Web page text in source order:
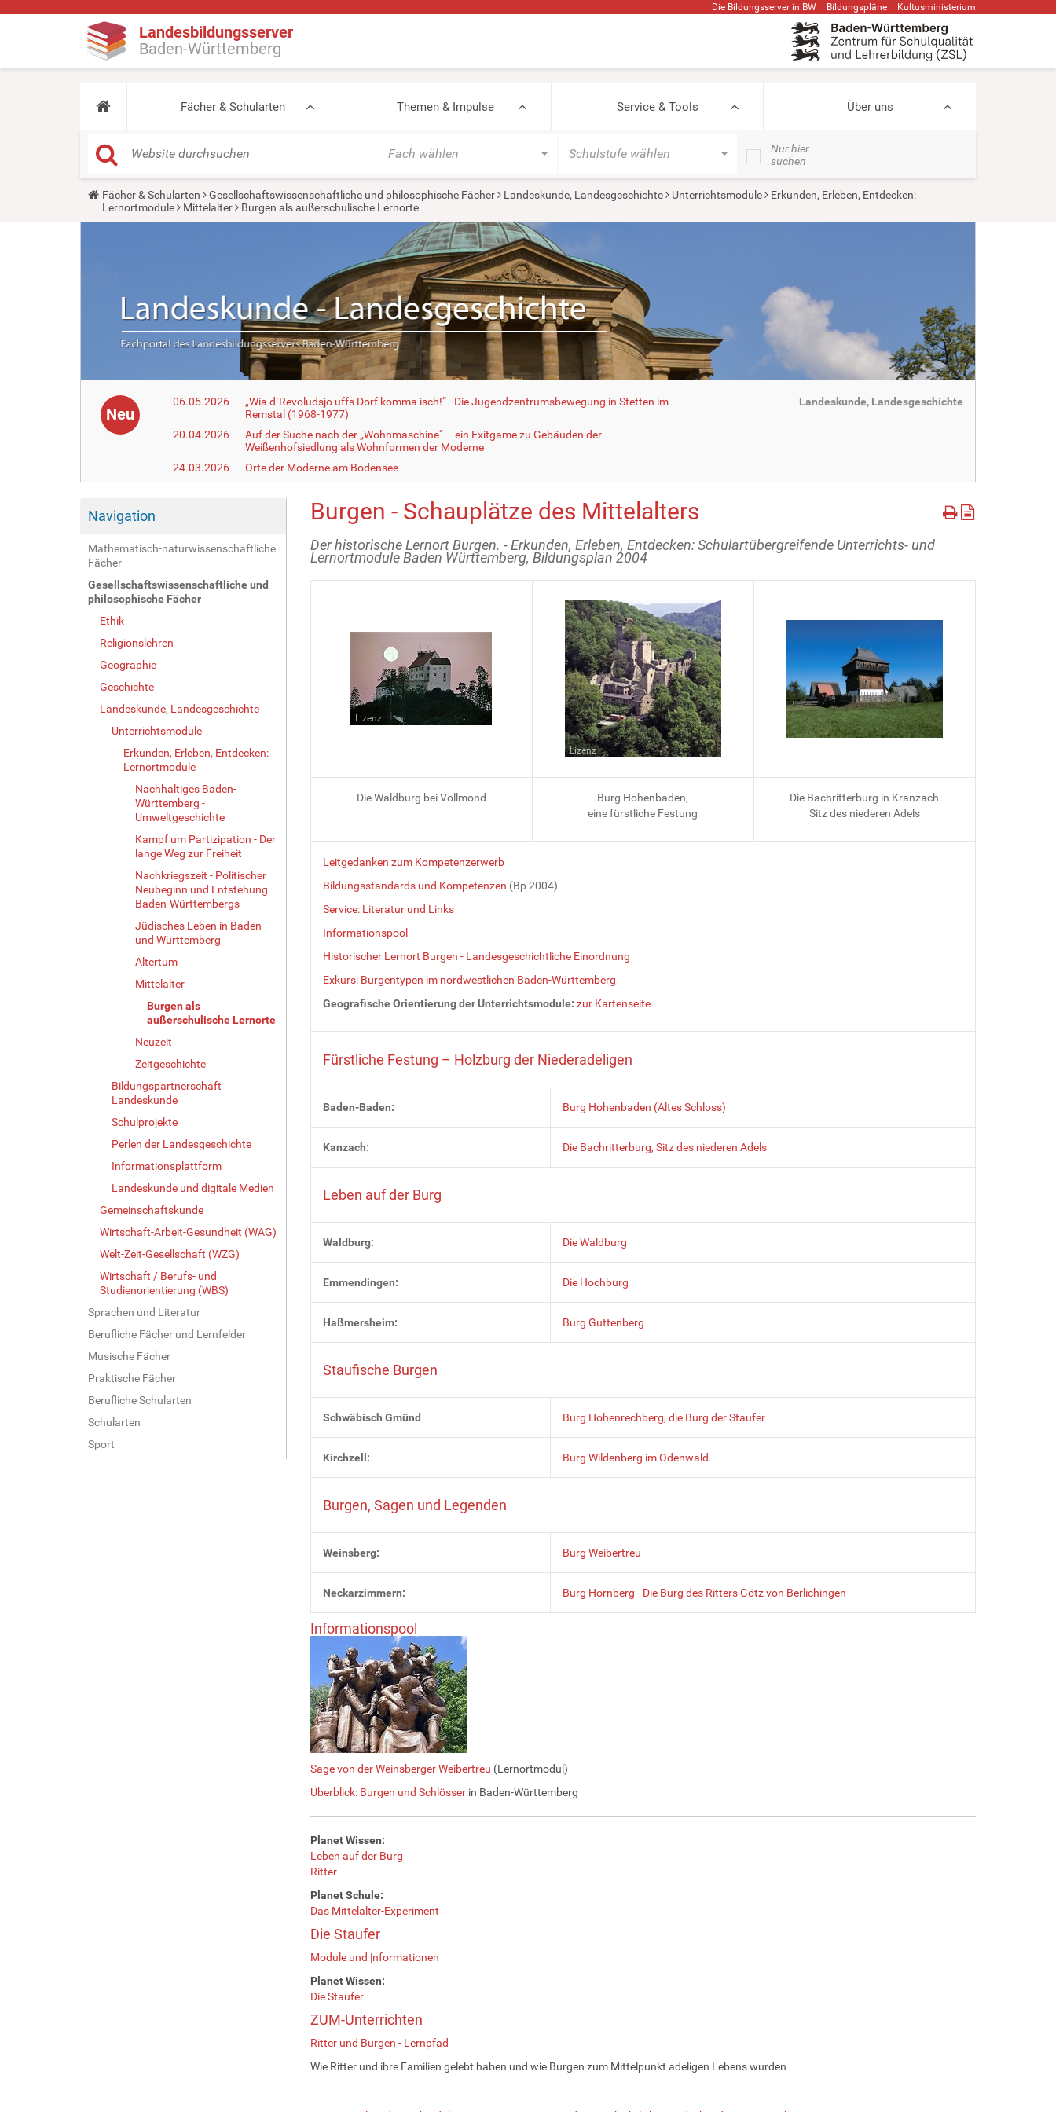
Die Bildungsserver in BW Bildungspläne Kultusministerium
Landesbildungsserver
Baden-Württemberg
Fächer & Schularten Themen & Impulse Service & Tools Über uns
Fach wählen Schulstufe wählen
Nur hier
suchen
Y
u
Fächer & Schularten Gesellschaftswissenschaftliche und philosophische Fächer Landeskunde, Landesgeschichte Unterrichtsmodule
Erkunden, Erleben, Entdecken:
Lernortmodule
Mittelalter Burgen als außerschulische Lernorte
Neu
06.05.2026
„Wia d´Revoludsjo uffs Dorf komma isch!“ - Die Jugendzentrumsbewegung in Stetten im
Remstal (1968-1977)
20.04.2026
Auf der Suche nach der „Wohnmaschine“ – ein Exitgame zu Gebäuden der
Weißenhofsiedlung als Wohnformen der Moderne
24.03.2026
Orte der Moderne am Bodensee
Landeskunde, Landesgeschichte
Navigation
Mathematisch-naturwissenschaftliche
Fächer
Gesellschaftswissenschaftliche und
philosophische Fächer
Ethik
Religionslehren
Geographie
Geschichte
Landeskunde, Landesgeschichte
Unterrichtsmodule
Erkunden, Erleben, Entdecken:
Lernortmodule
Nachhaltiges Baden-
Württemberg -
Umweltgeschichte
Kampf um Partizipation - Der
lange Weg zur Freiheit
Nachkriegszeit - Politischer
Neubeginn und Entstehung
Baden-Württembergs
Jüdisches Leben in Baden
und Württemberg
Altertum
Mittelalter
Burgen als
außerschulische Lernorte
Neuzeit
Zeitgeschichte
Bildungspartnerschaft
Landeskunde
Schulprojekte
Perlen der Landesgeschichte
Informationsplattform
Landeskunde und digitale Medien
Gemeinschaftskunde
Wirtschaft-Arbeit-Gesundheit (WAG)
Welt-Zeit-Gesellschaft (WZG)
Wirtschaft / Berufs- und
Studienorientierung (WBS)
Sprachen und Literatur
Berufliche Fächer und Lernfelder
Musische Fächer
Praktische Fächer
Berufliche Schularten
Schularten
Sport
Burgen - Schauplätze des Mittelalters
Der historische Lernort Burgen. - Erkunden, Erleben, Entdecken: Schulartübergreifende Unterrichts- und
Lernortmodule Baden Württemberg, Bildungsplan 2004
Lizenz
Lizenz
Die Waldburg bei Vollmond
Burg Hohenbaden,
eine fürstliche Festung
Die Bachritterburg in Kranzach
Sitz des niederen Adels
Leitgedanken zum Kompetenzerwerb
Bildungsstandards und Kompetenzen (Bp 2004)
Service: Literatur und Links
Informationspool
Historischer Lernort Burgen - Landesgeschichtliche Einordnung
Exkurs: Burgentypen im nordwestlichen Baden-Württemberg
Geografische Orientierung der Unterrichtsmodule: zur Kartenseite
Fürstliche Festung – Holzburg der Niederadeligen
Baden-Baden: Burg Hohenbaden (Altes Schloss)
Kanzach: Die Bachritterburg, Sitz des niederen Adels
Leben auf der Burg
Waldburg: Die Waldburg
Emmendingen: Die Hochburg
Haßmersheim: Burg Guttenberg
Staufische Burgen
Schwäbisch Gmünd Burg Hohenrechberg, die Burg der Staufer
Kirchzell: Burg Wildenberg im Odenwald.
Burgen, Sagen und Legenden
Weinsberg: Burg Weibertreu
Neckarzimmern: Burg Hornberg - Die Burg des Ritters Götz von Berlichingen
Informationspool
Sage von der Weinsberger Weibertreu (Lernortmodul)
Überblick: Burgen und Schlösserin Baden-Württemberg
Planet Wissen:
Leben auf der Burg
Ritter
Planet Schule:
Das Mittelalter-Experiment
Die Staufer
Module und |nformationen
Planet Wissen:
Die Staufer
ZUM-Unterrichten
Ritter und Burgen - Lernpfad
Wie Ritter und ihre Familien gelebt haben und wie Burgen zum Mittelpunkt adeligen Lebens wurden